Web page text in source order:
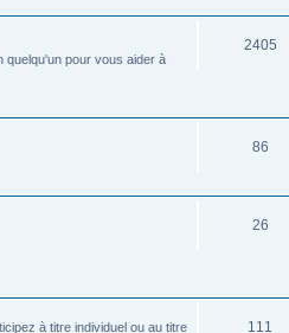
pour vous aider à
2405
86
26
à titre individuel ou au titre
111